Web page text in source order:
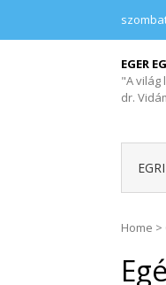
EGER
"A világ
dr.
Home >